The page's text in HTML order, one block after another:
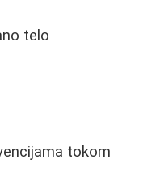
telo
tokom